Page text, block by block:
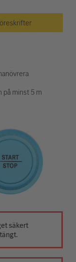
på minst 5 m
säkert